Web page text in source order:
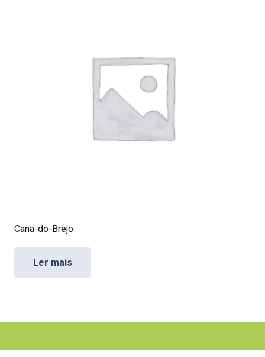
Cana-do-Brejo
Ler mais